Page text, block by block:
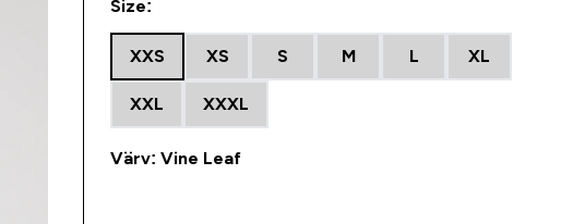
Size:
XXS XS S M L XL
XXL XXXL
Värv: Vine Leaf